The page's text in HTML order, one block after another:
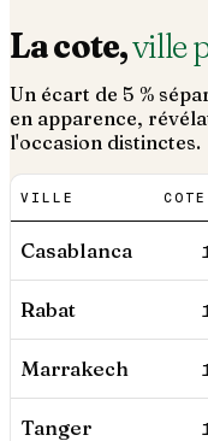
La cote,ville
Un écart de 5 %
en apparence,
l'occasion distinctes.
VILLE
Casablanca
Rabat
Marrakech
Tanger